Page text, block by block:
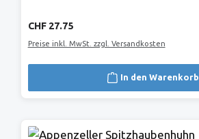
Regulärer Preis:
CHF 27.75
Preise inkl. MwSt. zzgl. Versandkosten
In den Warenkorb